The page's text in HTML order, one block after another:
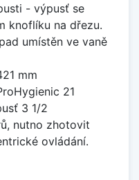
- výpusť se
knoflíku na dřezu.
umístěn ve vaně
mm
21
3 1/2
nutno zhotovit
ovládání.